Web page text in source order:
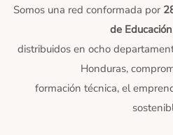
Somos una red conformada por
de
distribuidos en ocho
Honduras,
formación técnica, el